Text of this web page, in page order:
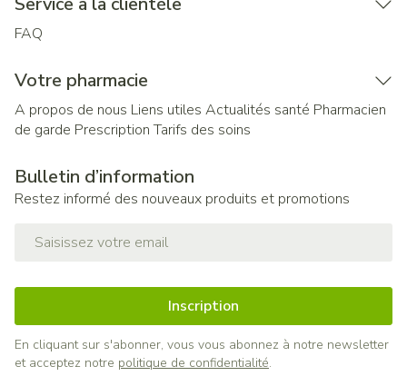
FAQ
Votre pharmacie
A propos de nous Liens utiles Actualités santé Pharmacien
de garde Prescription Tarifs des soins
Bulletin d’information
Restez informé des nouveaux produits et promotions
Inscription
En cliquant sur s'abonner, vous vous abonnez à notre newsletter
et acceptez notre politique de confidentialité.